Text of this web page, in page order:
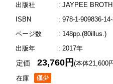
出版社
: JAYPEE
ISBN
: 978-1-909836-
ページ数
: 148pp.(80illus.)
出版年
: 2017年
在庫
定価23,760円(本体21,600